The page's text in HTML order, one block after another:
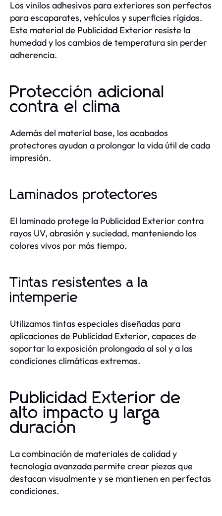
Los vinilos adhesivos para exteriores son perfectos
para escaparates, vehículos y superficies rígidas.
Este material de Publicidad Exterior resiste la
humedad y los cambios de temperatura sin perder
adherencia.
Protección adicional
contra el clima
Además del material base, los acabados
protectores ayudan a prolongar la vida útil de cada
impresión.
Laminados protectores
El laminado protege la Publicidad Exterior contra
rayos UV, abrasión y suciedad, manteniendo los
colores vivos por más tiempo.
Tintas resistentes a la
intemperie
Utilizamos tintas especiales diseñadas para
aplicaciones de Publicidad Exterior, capaces de
soportar la exposición prolongada al sol y a las
condiciones climáticas extremas.
Publicidad Exterior de
alto impacto y larga
duración
La combinación de materiales de calidad y
tecnología avanzada permite crear piezas que
destacan visualmente y se mantienen en perfectas
condiciones.